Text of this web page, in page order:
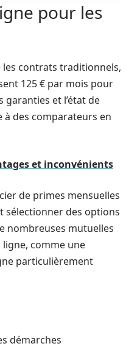
pour les
contrats traditionnels,
125 € par mois pour
et l’état de
à des comparateurs en
et inconvénients
de primes mensuelles
sélectionner des options
nombreuses mutuelles
comme une
particulièrement
démarches